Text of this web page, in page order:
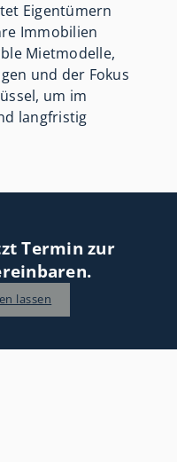
Eigentümern
Immobilien
Mietmodelle,
und der Fokus
um im
langfristig
Termin zur
lassen